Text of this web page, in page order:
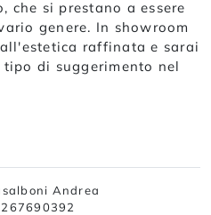
che si prestano a essere
genere. In showroom
raffinata e sarai
di suggerimento nel
Andrea